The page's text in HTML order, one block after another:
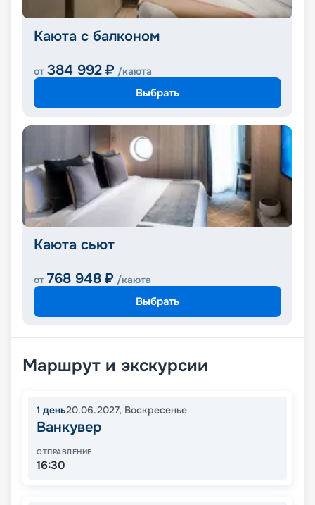
Каюта с балконом
от 384 992 ₽ /каюта
Выбрать
Каюта сьют
от 768 948 ₽ /каюта
Выбрать
Маршрут и экскурсии
1 день20.06.2027, Воскресенье
Ванкувер
ОТПРАВЛЕНИЕ
16:30